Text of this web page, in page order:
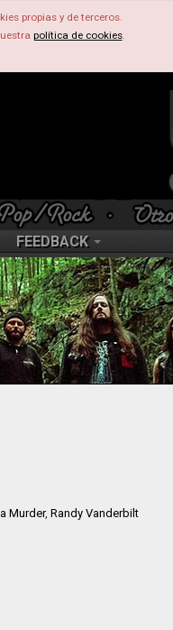
propias y de terceros.
política de cookies.
FEEDBACK
Murder,Randy Vanderbilt